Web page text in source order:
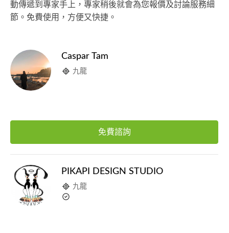
動傳遞到專家手上，專家稍後就會為您報價及討論服務細
節。免費使用，方便又快捷。
Caspar Tam
九龍
免費諮詢
PIKAPI DESIGN STUDIO
九龍